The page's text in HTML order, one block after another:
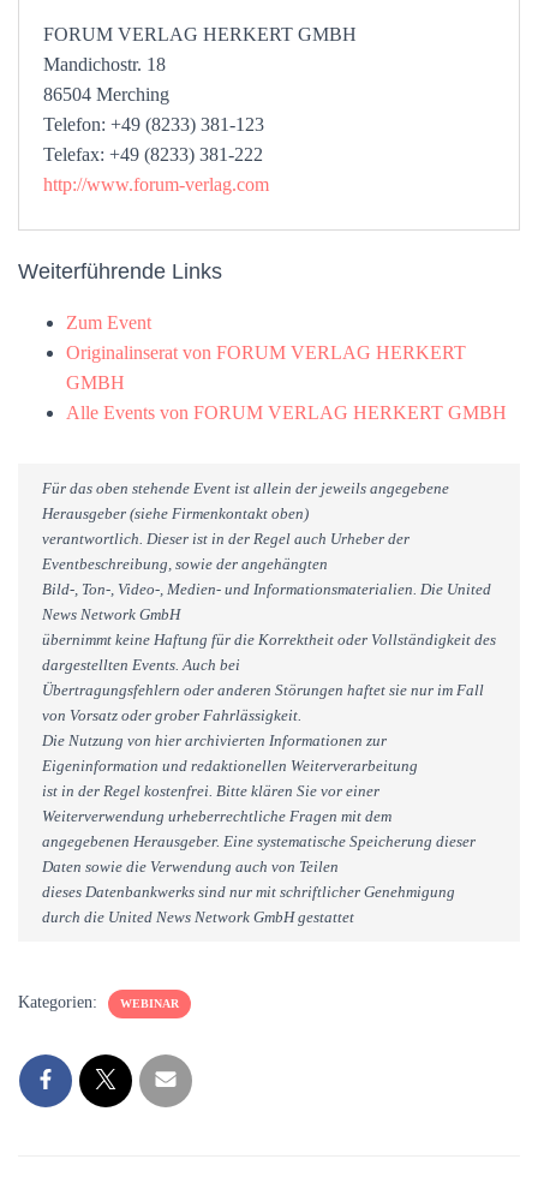
FORUM VERLAG HERKERT GMBH
Mandichostr. 18
86504 Merching
Telefon: +49 (8233) 381-123
Telefax: +49 (8233) 381-222
http://www.forum-verlag.com
Weiterführende Links
Zum Event
Originalinserat von FORUM VERLAG HERKERT
GMBH
Alle Events von FORUM VERLAG HERKERT GMBH
Für das oben stehende Event ist allein der jeweils angegebene
Herausgeber (siehe Firmenkontakt oben)
verantwortlich. Dieser ist in der Regel auch Urheber der
Eventbeschreibung, sowie der angehängten
Bild-, Ton-, Video-, Medien- und Informationsmaterialien. Die United
News Network GmbH
übernimmt keine Haftung für die Korrektheit oder Vollständigkeit des
dargestellten Events. Auch bei
Übertragungsfehlern oder anderen Störungen haftet sie nur im Fall
von Vorsatz oder grober Fahrlässigkeit.
Die Nutzung von hier archivierten Informationen zur
Eigeninformation und redaktionellen Weiterverarbeitung
ist in der Regel kostenfrei. Bitte klären Sie vor einer
Weiterverwendung urheberrechtliche Fragen mit dem
angegebenen Herausgeber. Eine systematische Speicherung dieser
Daten sowie die Verwendung auch von Teilen
dieses Datenbankwerks sind nur mit schriftlicher Genehmigung
durch die United News Network GmbH gestattet
Kategorien: WEBINAR